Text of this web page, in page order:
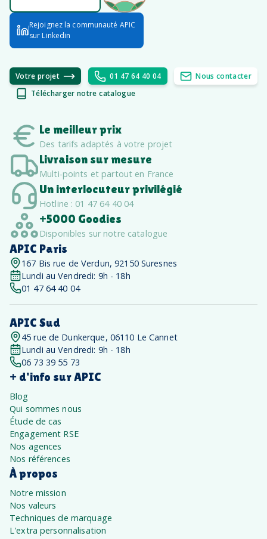
Rejoignez la communauté APIC
sur Linkedin
Votre projet 01 47 64 40 04
Nous contacter
Télécharger notre catalogue
Le meilleur prix
Des tarifs adaptés à votre projet
Livraison sur mesure
Multi-points et partout en France
Un interlocuteur privilégié
Hotline : 01 47 64 40 04
+5000 Goodies
Disponibles sur notre catalogue
APIC Paris
167 Bis rue de Verdun, 92150 Suresnes
Lundi au Vendredi: 9h - 18h
01 47 64 40 04
APIC Sud
45 rue de Dunkerque, 06110 Le Cannet
Lundi au Vendredi: 9h - 18h
06 73 39 55 73
+ d'info sur APIC
Blog
Qui sommes nous
Étude de cas
Engagement RSE
Nos agences
Nos références
À propos
Notre mission
Nos valeurs
Techniques de marquage
L'extra personnalisation